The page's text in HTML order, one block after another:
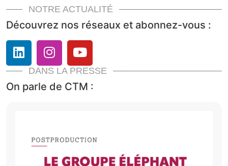
NOTRE ACTUALITÉ
Découvrez nos réseaux et abonnez-vous :
DANS LA PRESSE
On parle de CTM :